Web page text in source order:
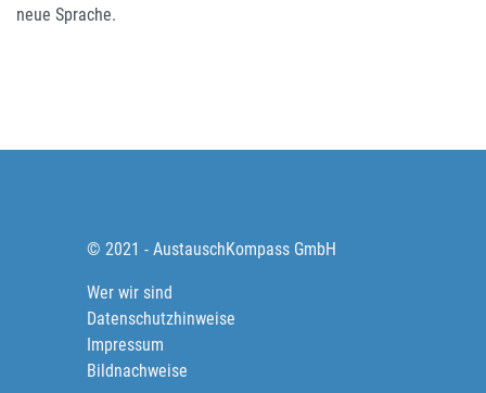
neue Sprache.
© 2021 - AustauschKompass GmbH
Wer wir sind
Datenschutzhinweise
Impressum
Bildnachweise